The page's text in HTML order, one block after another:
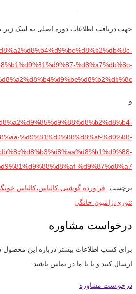
جهت دریافت اطلاعات دوره اصلی به لینک زیر
%d8%a7%db%8c-
و
%d9%81%d9%88%d8%af-%d9%88-
%d9%87%d8%a7/
برچسب: فراورده گوشتی،کالباس،کالباس
تنوری،ژامبون خانگی
درخواست مشاوره
برای کسب اطلاعات بیشتر درباره این
ارسال کنید و یا با ما در تماس باشید.
درخواست مشاوره